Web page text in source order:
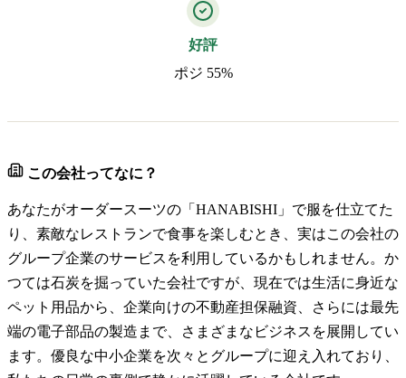
好評
ポジ 55%
この会社ってなに？
あなたがオーダースーツの「HANABISHI」で服を仕立てた
り、素敵なレストランで食事を楽しむとき、実はこの会社の
グループ企業のサービスを利用しているかもしれません。か
つては石炭を掘っていた会社ですが、現在では生活に身近な
ペット用品から、企業向けの不動産担保融資、さらには最先
端の電子部品の製造まで、さまざまなビジネスを展開してい
ます。優良な中小企業を次々とグループに迎え入れており、